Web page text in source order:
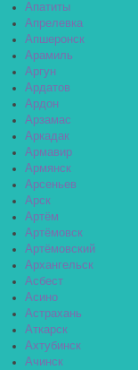
Апатиты
Апрелевка
Апшеронск
Арамиль
Аргун
Ардатов
Ардон
Арзамас
Аркадак
Армавир
Армянск
Арсеньев
Арск
Артём
Артёмовск
Артёмовский
Архангельск
Асбест
Асино
Астрахань
Аткарск
Ахтубинск
Ачинск